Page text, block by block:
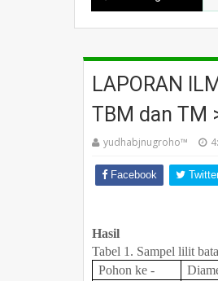
LAPORAN
TBM dan TM
yudhabjnugroho™️
Facebook
Hasil
Tabel 1. Sampel lilit
Pohon ke -